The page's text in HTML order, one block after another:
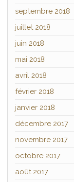
septembre 2018
juillet 2018
juin 2018
mai 2018
avril 2018
février 2018
janvier 2018
décembre 2017
novembre 2017
octobre 2017
août 2017